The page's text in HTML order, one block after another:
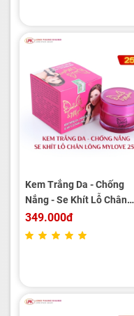
Kem Trắng Da - Chống
Nắng - Se Khít Lỗ Chân
Lông MYLOVE 25g
349.000đ